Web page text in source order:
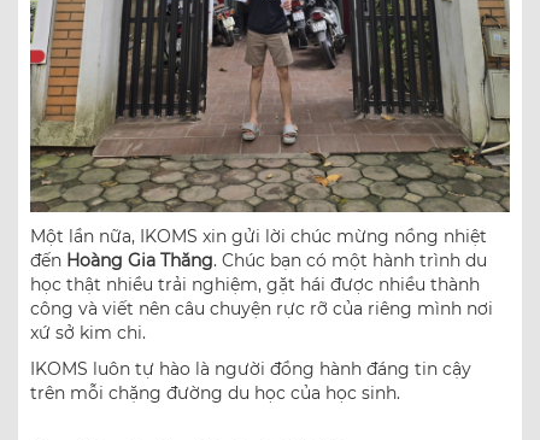
Một lần nữa, IKOMS xin gửi lời chúc mừng nồng nhiệt
đến Hoàng Gia Thăng. Chúc bạn có một hành trình du
học thật nhiều trải nghiệm, gặt hái được nhiều thành
công và viết nên câu chuyện rực rỡ của riêng mình nơi
xứ sở kim chi.
IKOMS luôn tự hào là người đồng hành đáng tin cậy
trên mỗi chặng đường du học của học sinh.